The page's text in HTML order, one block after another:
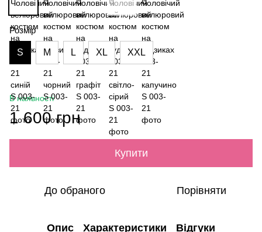
Розмір
S M L XL XXL
В наявності
1 600 грн
Купити
До обраного Порівняти
Опис Характеристики Відгуки